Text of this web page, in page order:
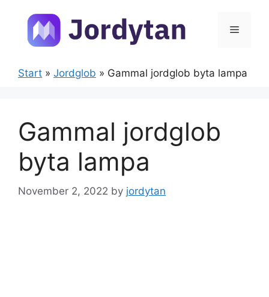
content
Menu
Start » Jordglob » Gammal jordglob byta lampa
Gammal jordglob
byta lampa
November 2, 2022 by jordytan